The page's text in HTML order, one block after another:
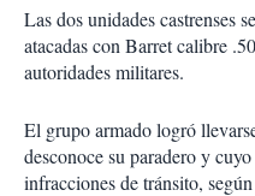
Las dos unidades castren­ses
atacadas con Barret calibre
autoridades militares.
El grupo armado lo­gró
desconoce su paradero y
infraccio­nes de tránsito,